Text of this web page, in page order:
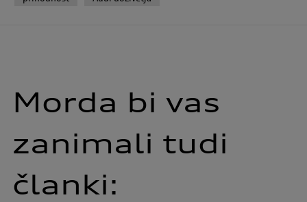
Morda bi vas
zanimali tudi
članki: